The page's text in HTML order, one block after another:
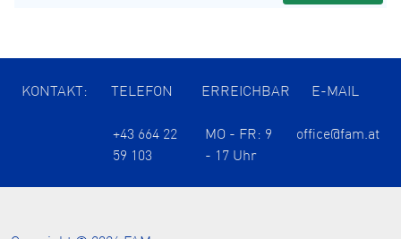
KONTAKT: TELEFON ERREICHBAR E-MAIL
+43 664 22
59 103
MO - FR: 9
- 17 Uhr
office@fam.at